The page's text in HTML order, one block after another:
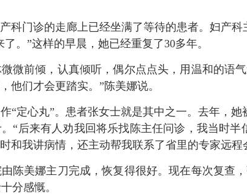
门诊的走廊上已经坐满了等待的患者。妇产科
。”这样的早晨，她已经重复了30多年。
前倾，认真倾听，偶尔点点头，用温和的语
他们才会更踏实。”陈美娜说。
心丸”。患者张女士就是其中之一。去年，她
“后来有人劝我回将乐找陈主任问诊，我当时
和我讲病情，还主动帮我联系了省里的专家远程
美娜主刀完成，恢复得很好。现在每次复查
分感慨。